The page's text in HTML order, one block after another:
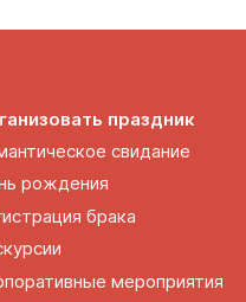
праздник
свидание
рождения
брака
мероприятия